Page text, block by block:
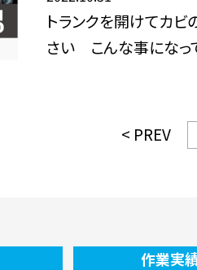
トランクを開けてカ
さい こんな事にな
< PREV
作業実